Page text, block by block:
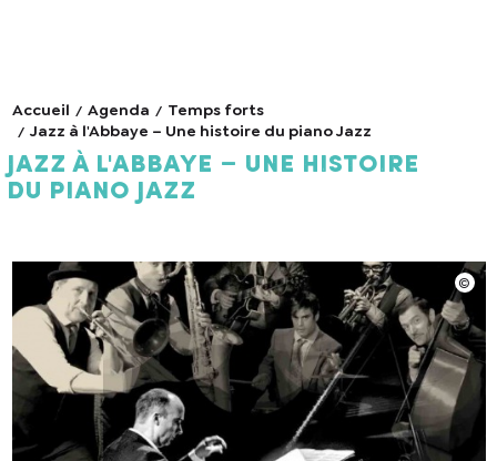
Accueil Agenda
Temps forts
Jazz à l'Abbaye – Une histoire du piano Jazz
Jazz à l'Abbaye – Une histoire
du piano Jazz